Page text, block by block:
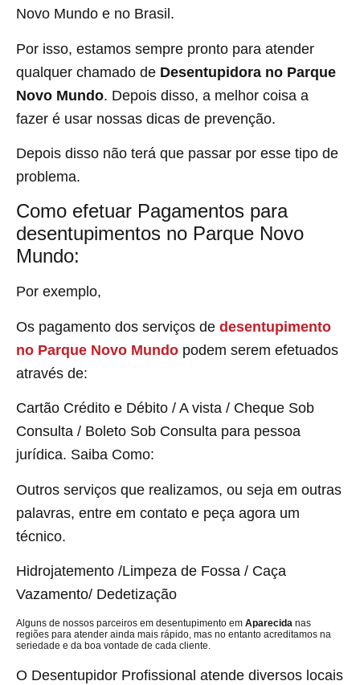
Novo Mundo e no Brasil.
Por isso, estamos sempre pronto para atender
qualquer chamado de Desentupidora no Parque
Novo Mundo. Depois disso, a melhor coisa a
fazer é usar nossas dicas de prevenção.
Depois disso não terá que passar por esse tipo de
problema.
Como efetuar Pagamentos para
desentupimentos no Parque Novo
Mundo:
Por exemplo,
Os pagamento dos serviços de desentupimento
no Parque Novo Mundo podem serem efetuados
através de:
Cartão Crédito e Débito / A vista / Cheque Sob
Consulta / Boleto Sob Consulta para pessoa
jurídica. Saiba Como:
Outros serviços que realizamos, ou seja em outras
palavras, entre em contato e peça agora um
técnico.
Hidrojatemento /Limpeza de Fossa / Caça
Vazamento/ Dedetização
Alguns de nossos parceiros em desentupimento em Aparecida nas
regiões para atender ainda mais rápido, mas no entanto acreditamos na
seriedade e da boa vontade de cada cliente.
O Desentupidor Profissional atende diversos locais